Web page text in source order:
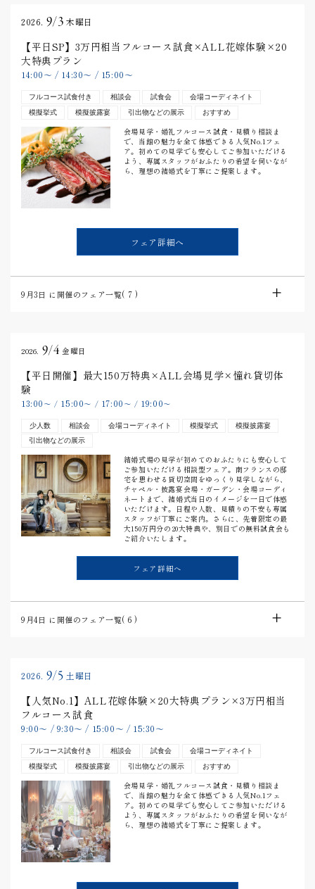
2026. 9/3 木曜日
【平日SP】3万円相当フルコース試食×ALL花嫁体験×20
大特典プラン
14:00〜/ 14:30〜 / 15:00〜
フルコース試食付き 相談会 試食会
会場コーディネイト
模擬挙式
模擬披露宴 引出物などの展示 おすすめ
会場見学・婚礼フルコース試食・見積り相談ま
で、当館の魅力を全て体感できる人気No.1フェ
ア。初めての見学でも安心してご参加いただける
よう、専属スタッフがおふたりの希望を伺いなが
ら、理想の結婚式を丁寧にご提案します。
フェア詳細へ
9月3日 に開催のフェア一覧( 7 )
2026. 9/4 金曜日
【平日開催】最大150万特典×ALL会場見学×憧れ貸切体
験
13:00 〜/ 15:00〜 / 17:00 〜/ 19:00〜
少人数 相談会 会場コーディネイト 模擬挙式
模擬披露宴
引出物などの展示
結婚式場の見学が初めてのおふたりにも安心して
ご参加いただける相談型フェア。南フランスの邸
宅を思わせる貸切空間をゆっくり見学しながら、
チャペル・披露宴会場・ガーデン・会場コーディ
ネートまで、結婚式当日のイメージを一日で体感
いただけます。日程や人数、見積りの不安も専属
スタッフが丁寧にご案内。さらに、先着限定の最
大150万円分の20大特典や、別日での無料試食会も
ご紹介いたします。
フェア詳細へ
9月4日 に開催のフェア一覧( 6 )
2026. 9/5 土曜日
【人気No.1】ALL花嫁体験×20大特典プラン×3万円相当
フルコース試食
9:00〜 / 9:30〜 / 15:00〜 / 15:30〜
フルコース試食付き 相談会 試食会
会場コーディネイト
模擬挙式
模擬披露宴 引出物などの展示 おすすめ
会場見学・婚礼フルコース試食・見積り相談ま
で、当館の魅力を全て体感できる人気No.1フェ
ア。初めての見学でも安心してご参加いただける
よう、専属スタッフがおふたりの希望を伺いなが
ら、理想の結婚式を丁寧にご提案します。